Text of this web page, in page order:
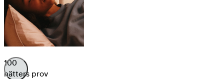
100
nätters prov